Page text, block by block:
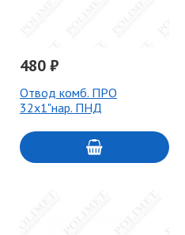
480 ₽
Отвод комб. ПРО
32х1"нар. ПНД